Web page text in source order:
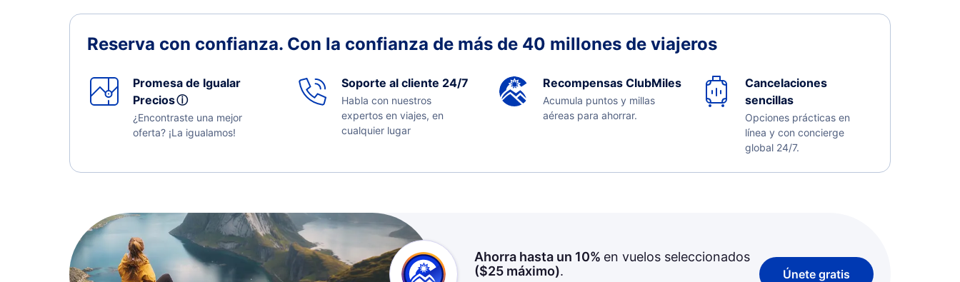
Reserva con confianza. Con la confianza de más de 40 millones de viajeros
Promesa de Igualar
Preciosⓘ
¿Encontraste una mejor
oferta? ¡La igualamos!
Soporte al cliente 24/7
Habla con nuestros
expertos en viajes, en
cualquier lugar
Recompensas ClubMiles
Acumula puntos y millas
aéreas para ahorrar.
Cancelaciones
sencillas
Opciones prácticas en
línea y con concierge
global 24/7.
Ahorra hasta un 10% en vuelos seleccionados
($25máximo).
Únete gratis